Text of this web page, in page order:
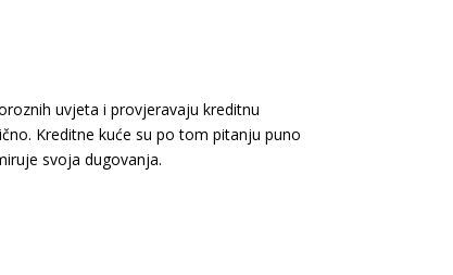
uvjeta i provjeravaju kreditnu
Kreditne kuće su po tom pitanju puno
svoja dugovanja.